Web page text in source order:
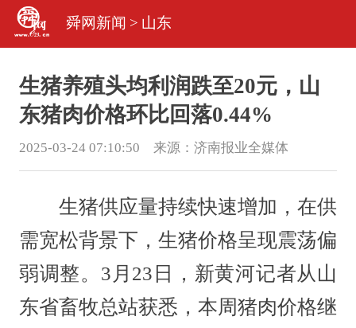
舜网新闻 > 山东
生猪养殖头均利润跌至20元，山
东猪肉价格环比回落0.44%
2025-03-24 07:10:50 来源： 济南报业全媒体
生猪供应量持续快速增加，在供
需宽松背景下，生猪价格呈现震荡偏
弱调整。3月23日，新黄河记者从山
东省畜牧总站获悉，本周猪肉价格继